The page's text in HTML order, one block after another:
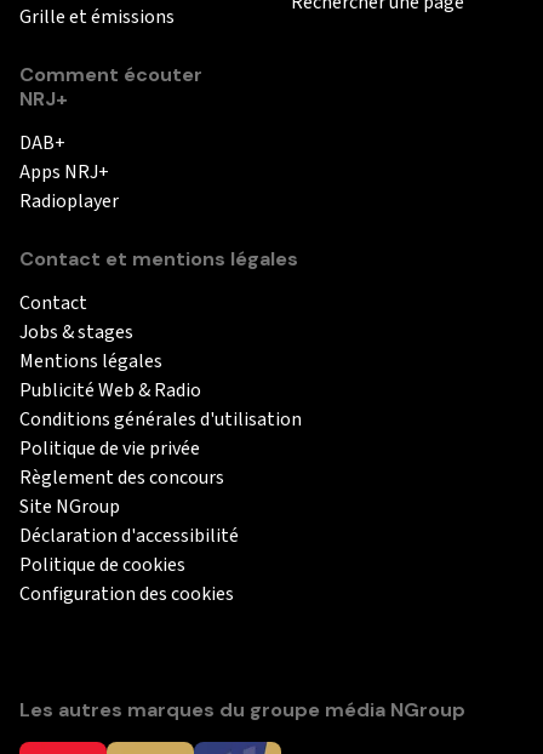
Grille et émissions
Comment écouter
NRJ+
DAB+
Apps NRJ+
Radioplayer
Contact et mentions légales
Contact
Jobs & stages
Mentions légales
Publicité Web & Radio
Conditions générales d'utilisation
Politique de vie privée
Règlement des concours
Site NGroup
Déclaration d'accessibilité
Politique de cookies
Configuration des cookies
Les autres marques du groupe média NGroup